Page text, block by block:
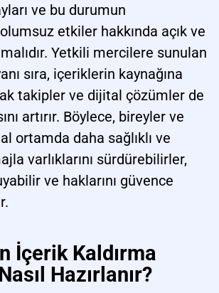
ve bu durumun
etkiler hakkında açık ve
Yetkili mercilere sunulan
sıra, içeriklerin kaynağına
takipler ve dijital çözümler de
artırır. Böylece, bireyler ve
ortamda daha sağlıklı ve
varlıklarını sürdürebilirler,
ve haklarını güvence
İçerik Kaldırma
Hazırlanır?